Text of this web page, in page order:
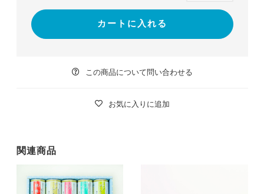
カートに入れる
この商品について問い合わせる
お気に入りに追加
関連商品